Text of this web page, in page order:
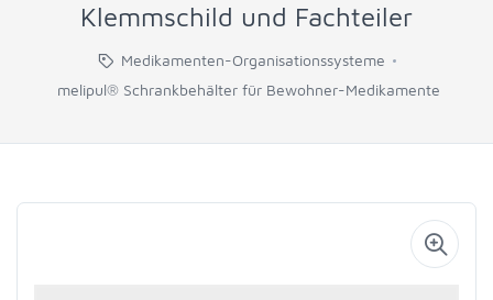
Klemmschild und Fachteiler
Medikamenten-Organisationssysteme
melipul® Schrankbehälter für Bewohner-Medikamente